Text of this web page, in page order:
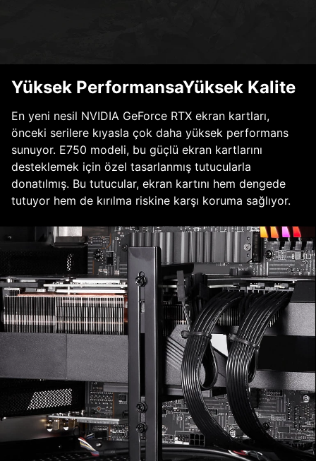
Yüksek PerformansaYüksek Kalite
En yeni nesil NVIDIA GeForce RTX ekran kartları,
önceki serilere kıyasla çok daha yüksek performans
sunuyor. E750 modeli, bu güçlü ekran kartlarını
desteklemek için özel tasarlanmış tutucularla
donatılmış. Bu tutucular, ekran kartını hem dengede
tutuyor hem de kırılma riskine karşı koruma sağlıyor.